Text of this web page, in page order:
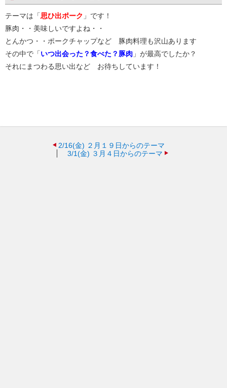
テーマは「思ひ出ポーク 」です！
豚肉・・美味しいですよね・・
とんかつ・・ポークチャップなど 豚肉料理も沢山あります
その中で「いつ出会った？食べた？豚肉 」が最高でしたか？
それにまつわる思い出など お待ちしています！
2/16(金) ２月１９日からのテーマ
3/1(金) ３月４日からのテーマ